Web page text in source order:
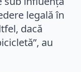
legală în
dacă
au